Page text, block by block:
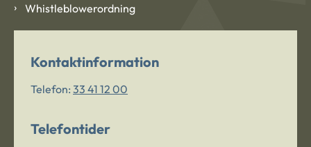
Whistleblowerordning
Kontaktinformation
Telefon: 33 41 12 00
Telefontider